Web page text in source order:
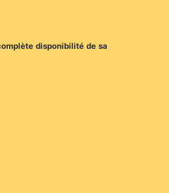
disponibilité de sa